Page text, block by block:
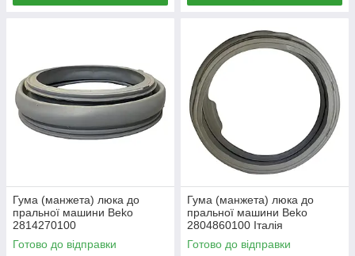
Гума (манжета) люка до
пральної машини Beko
2814270100
Готово до відправки
Гума (манжета) люка до
пральної машини Beko
2804860100 Італія
Готово до відправки